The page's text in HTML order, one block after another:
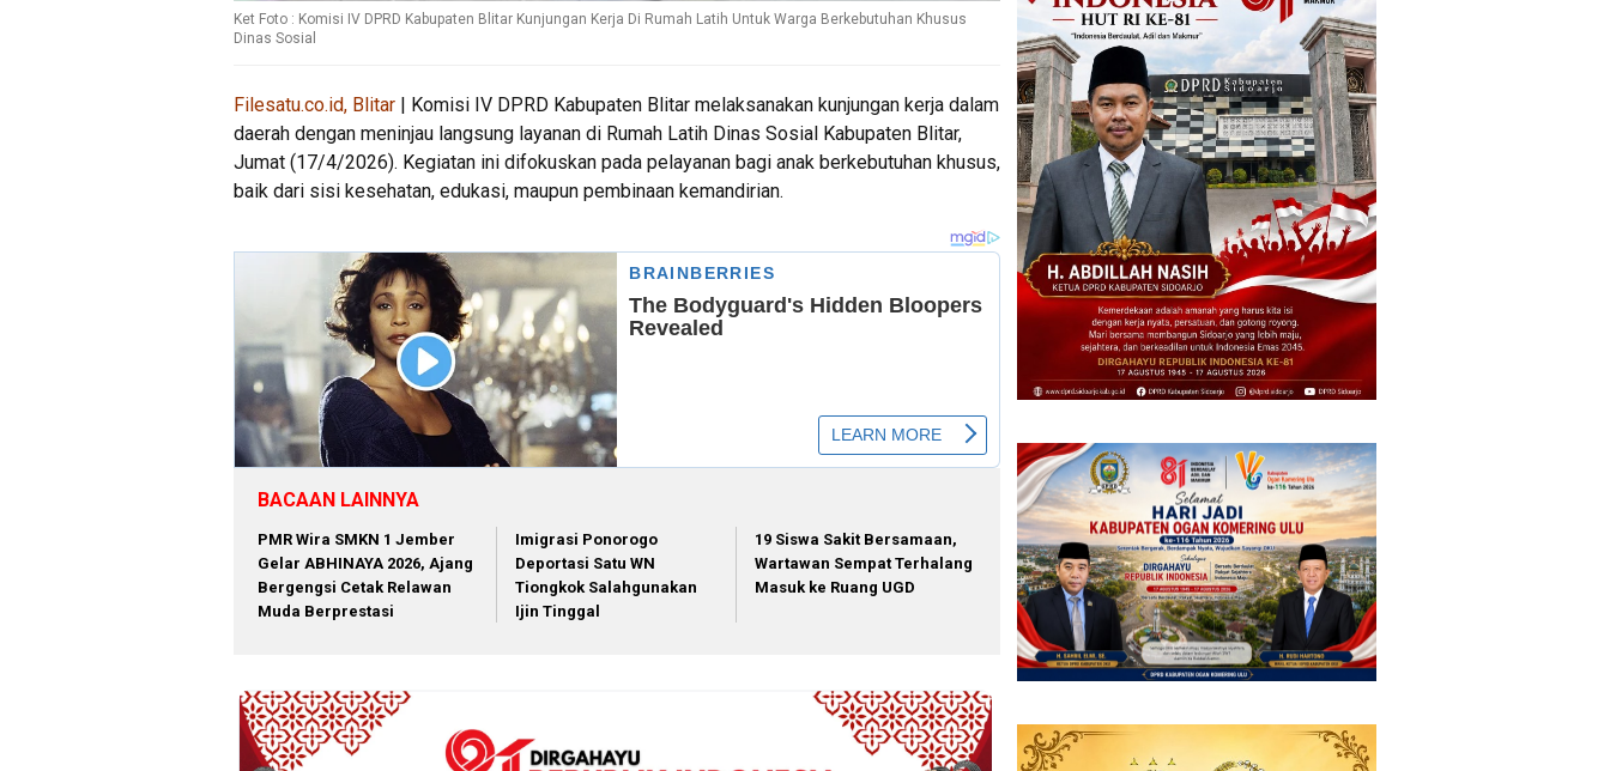
Ket Foto : Komisi IV DPRD Kabupaten Blitar Kunjungan Kerja Di Rumah Latih Untuk Warga Berkebutuhan Khusus
Dinas Sosial
Filesatu.co.id, Blitar | Komisi IV DPRD Kabupaten Blitar melaksanakan kunjungan kerja dalam
daerah dengan meninjau langsung layanan di Rumah Latih Dinas Sosial Kabupaten Blitar,
Jumat (17/4/2026). Kegiatan ini difokuskan pada pelayanan bagi anak berkebutuhan khusus,
baik dari sisi kesehatan, edukasi, maupun pembinaan kemandirian.
BACAAN LAINNYA
PMR Wira SMKN 1 Jember
Gelar ABHINAYA 2026, Ajang
Bergengsi Cetak Relawan
Muda Berprestasi
Imigrasi Ponorogo
Deportasi Satu WN
Tiongkok Salahgunakan
Ijin Tinggal
19 Siswa Sakit Bersamaan,
Wartawan Sempat Terhalang
Masuk ke Ruang UGD